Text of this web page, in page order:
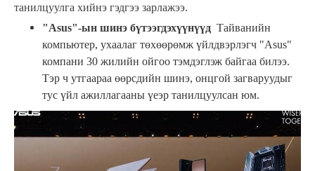
танилцуулга хийнэ гэдгээ зарлажээ.
"Asus"-ын шинэ бүтээгдэхүүнүүд Тайванийн
компьютер, ухаалаг төхөөрөмж үйлдвэрлэгч "Asus"
компани 30 жилийн ойгоо тэмдэглэж байгаа билээ.
Тэр ч утгаараа өөрсдийн шинэ, онцгой загваруудыг
тус үйл ажиллагааны үеэр танилцуулсан юм.